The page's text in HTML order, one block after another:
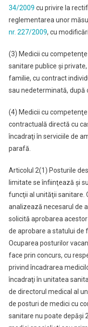
34/2009 cu privire la
reglementarea unor
nr. 227/2009, cu
(3) Medicii cu
sanitare publice şi
familie, cu contract
sau nedeterminată, după
(4) Medicii cu
contractuală directă cu
încadraţi în serviciile de
parafă.
Articolul 2(1) Posturile
limitate se înfiinţează şi
funcţii al unităţii sanitare.
analizează necesarul de
solicită aprobarea
de aprobare a statului de
Ocuparea posturilor
face prin concurs, cu
privind încadrarea
încadraţi în unitatea
de directorul medical al
de posturi de medici cu
sanitare nu poate depăşi